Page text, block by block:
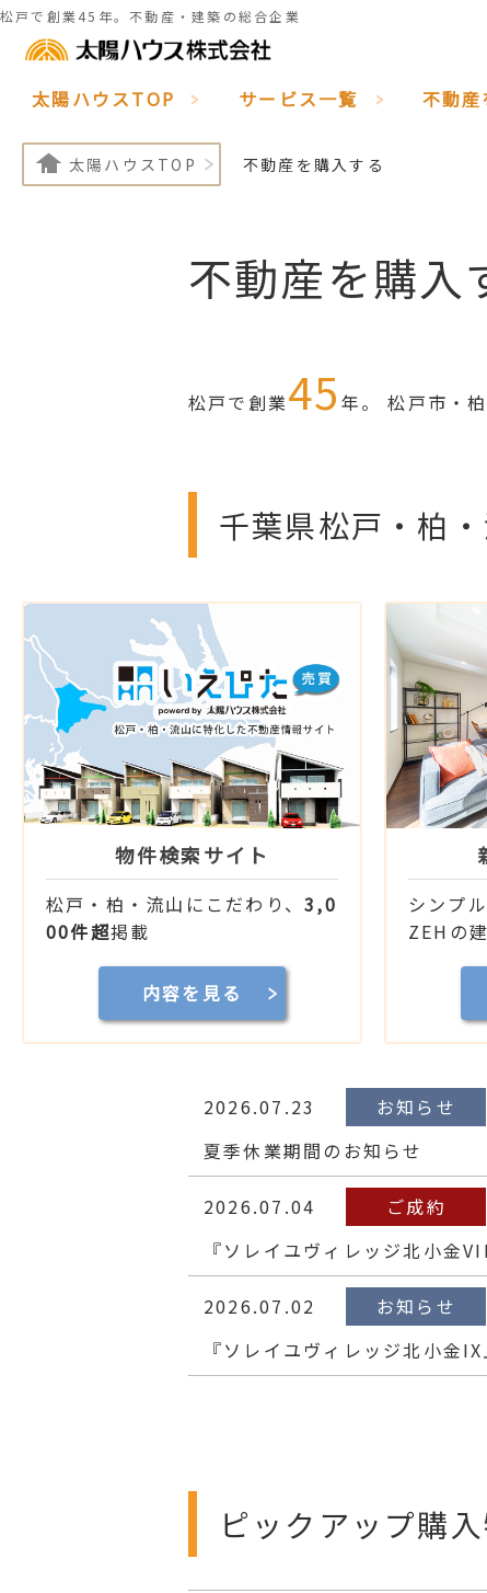
松戸で創業45年。不動産・建築の総合企業
太陽ハウスTOP サービス一覧 不動産
太陽ハウスTOP 不動産を購入する
不動産を購入
松戸で創業45 年。松戸市・
千葉県松戸・柏
物件検索サイト
松戸・柏・流山にこだわり、3,0
00件超掲載
内容を見る
シンプ
ZEHの
2026.07.23
お知らせ
夏季休業期間のお知らせ
2026.07.04
ご成約
『ソレイユヴィレッジ北小金
2026.07.02
お知らせ
『ソレイユヴィレッジ北小金
ピックアップ購